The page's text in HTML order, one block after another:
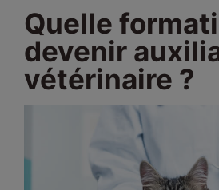
Quelle
devenir
vétérinaire ?